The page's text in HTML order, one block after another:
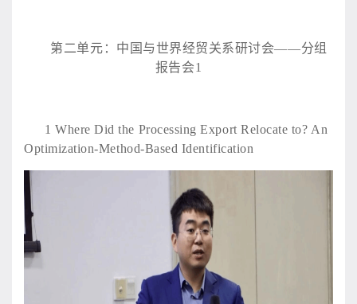
第二单元：中国与世界经贸关系研讨会——分组
报告会1
1 Where Did the Processing Export Relocate to? An
Optimization-Method-Based Identification